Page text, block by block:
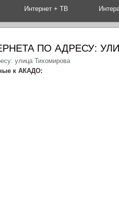
Интернет + ТВ
ПО АДРЕСУ:
улица Тихомирова
к АКАДО: